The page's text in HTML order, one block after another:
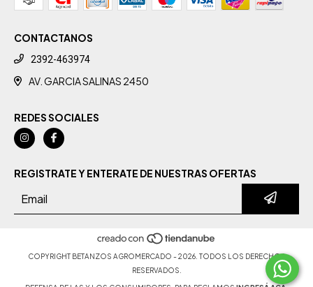
CONTACTANOS
2392-463974
AV. GARCIA SALINAS 2450
REDES SOCIALES
REGISTRATE Y ENTERATE DE NUESTRAS OFERTAS
COPYRIGHT BETANZOS AGROMERCADO - 2026. TODOS LOS DERECHOS
RESERVADOS.